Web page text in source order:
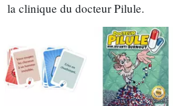
la clinique du docteur Pilule.